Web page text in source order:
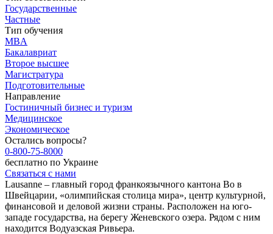
Государственные
Частные
Тип обучения
MBA
Бакалавриат
Второе высшее
Магистратура
Подготовительные
Направление
Гостиничный бизнес и туризм
Медицинское
Экономическое
Остались вопросы?
0-800-75-8000
бесплатно по Украине
Связаться с нами
Lausanne – главный город франкоязычного кантона Во в
Швейцарии, «олимпийская столица мира», центр культурной,
финансовой и деловой жизни страны. Расположен на юго-
западе государства, на берегу Женевского озера. Рядом с ним
находится Водуазская Ривьера.